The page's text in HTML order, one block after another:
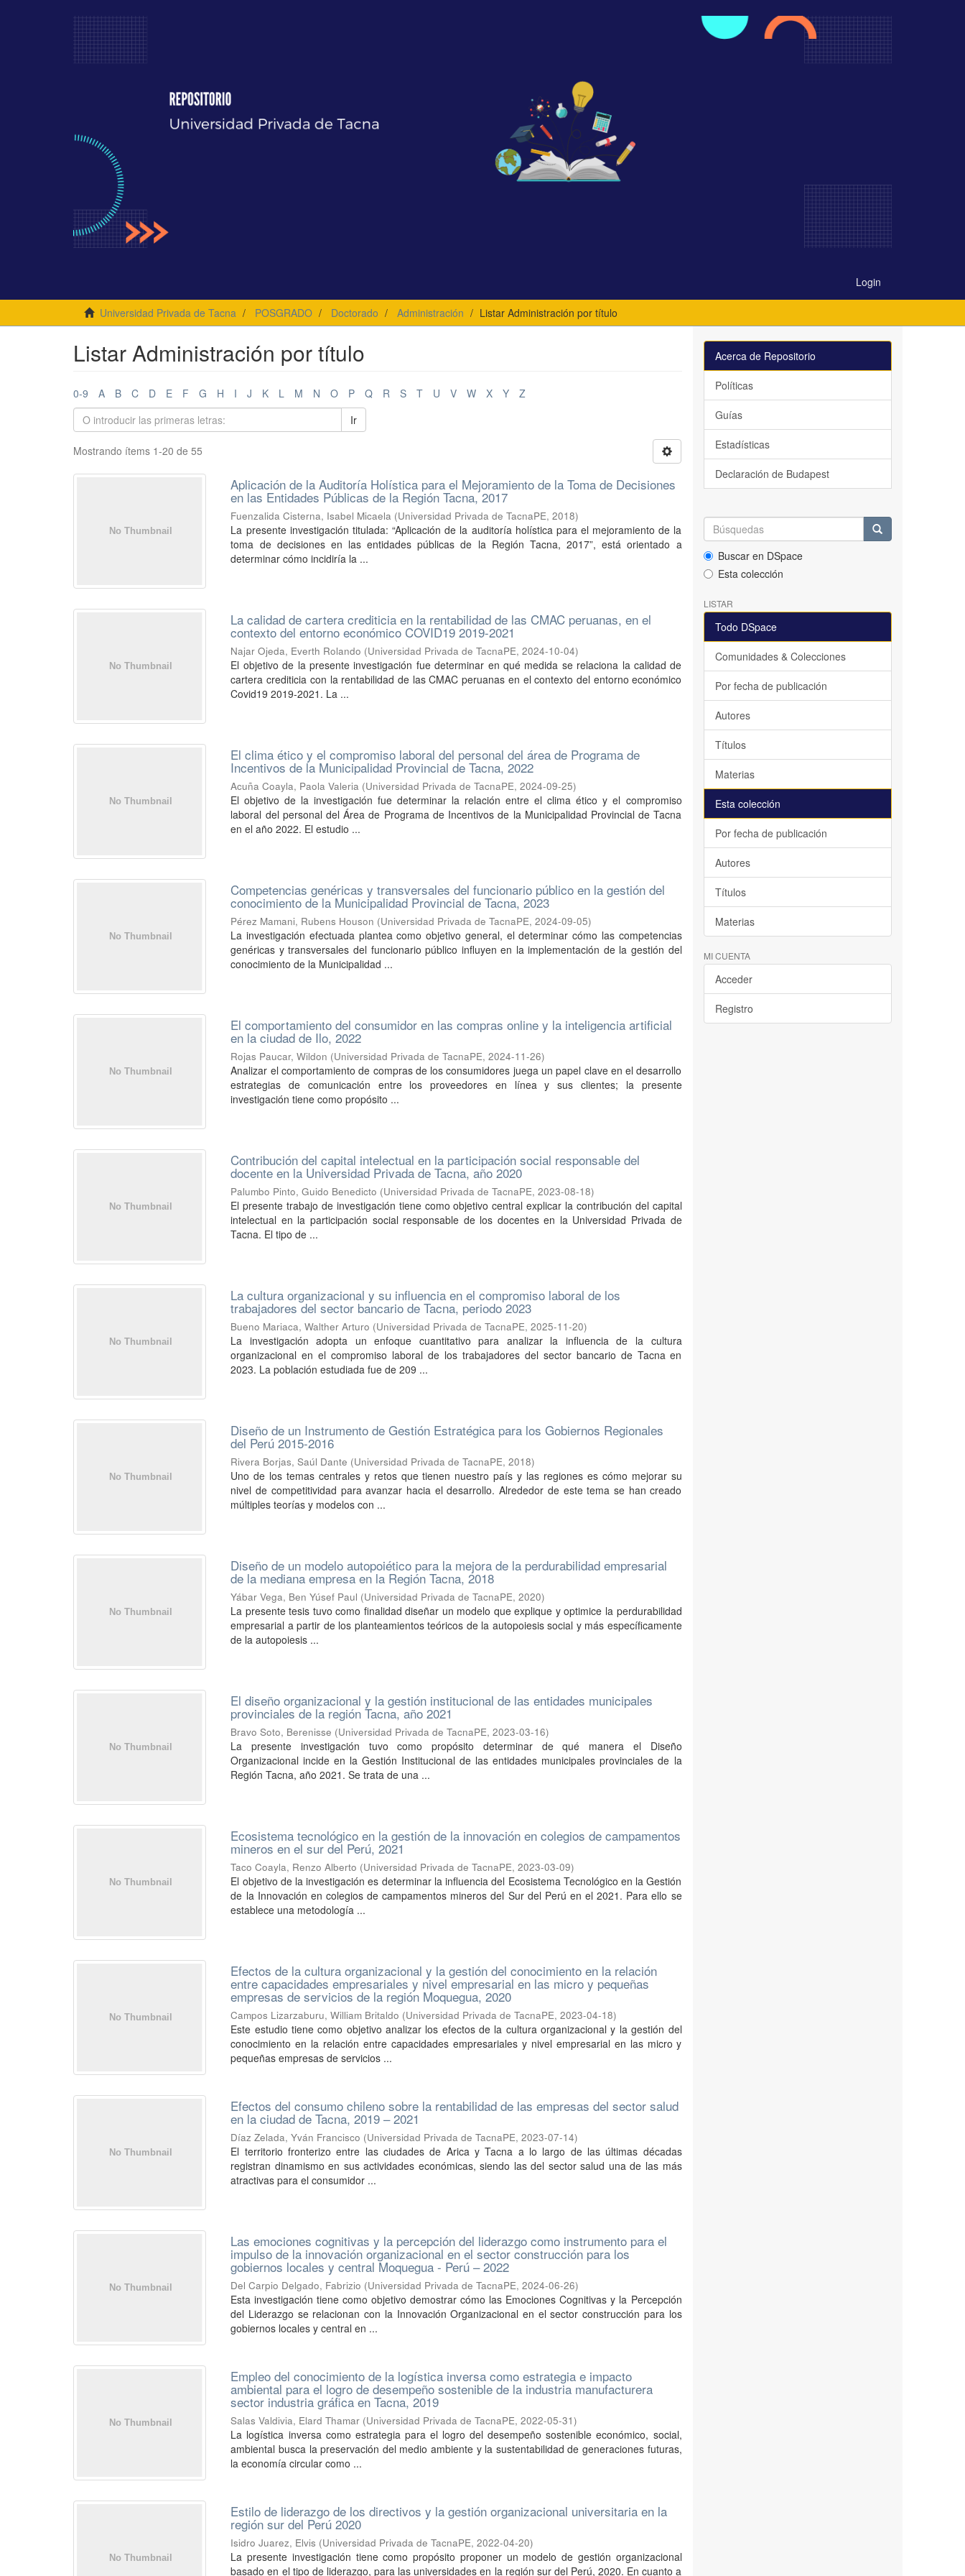
Login
Universidad Privada de Tacna POSGRADO Doctorado Administración Listar Administración por título
Listar Administración por título
0-9 A B C D E F G H I J K L M N O P Q R S T U V W X Y
Z
Ir
Mostrando ítems 1-20 de 55
Aplicación de la Auditoría Holística para el Mejoramiento de la Toma de Decisiones
en las Entidades Públicas de la Región Tacna, 2017
Fuenzalida Cisterna, Isabel Micaela (Universidad Privada de TacnaPE,2018)
La presente investigación titulada: “Aplicación de la auditoría holística para el mejoramiento de la
toma de decisiones en las entidades públicas de la Región Tacna, 2017”, está orientado a
determinar cómo incidiría la ...
La calidad de cartera crediticia en la rentabilidad de las CMAC peruanas, en el
contexto del entorno económico COVID19 2019-2021
Najar Ojeda, Everth Rolando (Universidad Privada de TacnaPE,2024-10-04)
El objetivo de la presente investigación fue determinar en qué medida se relaciona la calidad de
cartera crediticia con la rentabilidad de las CMAC peruanas en el contexto del entorno económico
Covid19 2019-2021. La ...
El clima ético y el compromiso laboral del personal del área de Programa de
Incentivos de la Municipalidad Provincial de Tacna, 2022
Acuña Coayla, Paola Valeria (Universidad Privada de TacnaPE,2024-09-25)
El objetivo de la investigación fue determinar la relación entre el clima ético y el compromiso
laboral del personal del Área de Programa de Incentivos de la Municipalidad Provincial de Tacna
en el año 2022. El estudio ...
Competencias genéricas y transversales del funcionario público en la gestión del
conocimiento de la Municipalidad Provincial de Tacna, 2023
Pérez Mamani, Rubens Houson (Universidad Privada de TacnaPE,2024-09-05)
La investigación efectuada plantea como objetivo general, el determinar cómo las competencias
genéricas y transversales del funcionario público influyen en la implementación de la gestión del
conocimiento de la Municipalidad ...
El comportamiento del consumidor en las compras online y la inteligencia artificial
en la ciudad de Ilo, 2022
Rojas Paucar, Wildon (Universidad Privada de TacnaPE,2024-11-26)
Analizar el comportamiento de compras de los consumidores juega un papel clave en el desarrollo
estrategias de comunicación entre los proveedores en línea y sus clientes; la presente
investigación tiene como propósito ...
Contribución del capital intelectual en la participación social responsable del
docente en la Universidad Privada de Tacna, año 2020
Palumbo Pinto, Guido Benedicto (Universidad Privada de TacnaPE,2023-08-18)
El presente trabajo de investigación tiene como objetivo central explicar la contribución del capital
intelectual en la participación social responsable de los docentes en la Universidad Privada de
Tacna. El tipo de ...
La cultura organizacional y su influencia en el compromiso laboral de los
trabajadores del sector bancario de Tacna, periodo 2023
Bueno Mariaca, Walther Arturo (Universidad Privada de TacnaPE,2025-11-20)
La investigación adopta un enfoque cuantitativo para analizar la influencia de la cultura
organizacional en el compromiso laboral de los trabajadores del sector bancario de Tacna en
2023. La población estudiada fue de 209 ...
Diseño de un Instrumento de Gestión Estratégica para los Gobiernos Regionales
del Perú 2015-2016
Rivera Borjas, Saúl Dante (Universidad Privada de TacnaPE,2018)
Uno de los temas centrales y retos que tienen nuestro país y las regiones es cómo mejorar su
nivel de competitividad para avanzar hacia el desarrollo. Alrededor de este tema se han creado
múltiples teorías y modelos con ...
Diseño de un modelo autopoiético para la mejora de la perdurabilidad empresarial
de la mediana empresa en la Región Tacna, 2018
Yábar Vega, Ben Yúsef Paul (Universidad Privada de TacnaPE,2020)
La presente tesis tuvo como finalidad diseñar un modelo que explique y optimice la perdurabilidad
empresarial a partir de los planteamientos teóricos de la autopoiesis social y más específicamente
de la autopoiesis ...
El diseño organizacional y la gestión institucional de las entidades municipales
provinciales de la región Tacna, año 2021
Bravo Soto, Berenisse (Universidad Privada de TacnaPE,2023-03-16)
La presente investigación tuvo como propósito determinar de qué manera el Diseño
Organizacional incide en la Gestión Institucional de las entidades municipales provinciales de la
Región Tacna, año 2021. Se trata de una ...
Ecosistema tecnológico en la gestión de la innovación en colegios de campamentos
mineros en el sur del Perú, 2021
Taco Coayla, Renzo Alberto (Universidad Privada de TacnaPE,2023-03-09)
El objetivo de la investigación es determinar la influencia del Ecosistema Tecnológico en la Gestión
de la Innovación en colegios de campamentos mineros del Sur del Perú en el 2021. Para ello se
establece una metodología ...
Efectos de la cultura organizacional y la gestión del conocimiento en la relación
entre capacidades empresariales y nivel empresarial en las micro y pequeñas
empresas de servicios de la región Moquegua, 2020
Campos Lizarzaburu, William Britaldo (Universidad Privada de TacnaPE,2023-04-18)
Este estudio tiene como objetivo analizar los efectos de la cultura organizacional y la gestión del
conocimiento en la relación entre capacidades empresariales y nivel empresarial en las micro y
pequeñas empresas de servicios ...
Efectos del consumo chileno sobre la rentabilidad de las empresas del sector salud
en la ciudad de Tacna, 2019 – 2021
Díaz Zelada, Yván Francisco (Universidad Privada de TacnaPE,2023-07-14)
El territorio fronterizo entre las ciudades de Arica y Tacna a lo largo de las últimas décadas
registran dinamismo en sus actividades económicas, siendo las del sector salud una de las más
atractivas para el consumidor ...
Las emociones cognitivas y la percepción del liderazgo como instrumento para el
impulso de la innovación organizacional en el sector construcción para los
gobiernos locales y central Moquegua - Perú – 2022
Del Carpio Delgado, Fabrizio (Universidad Privada de TacnaPE,2024-06-26)
Esta investigación tiene como objetivo demostrar cómo las Emociones Cognitivas y la Percepción
del Liderazgo se relacionan con la Innovación Organizacional en el sector construcción para los
gobiernos locales y central en ...
Empleo del conocimiento de la logística inversa como estrategia e impacto
ambiental para el logro de desempeño sostenible de la industria manufacturera
sector industria gráfica en Tacna, 2019
Salas Valdivia, Elard Thamar (Universidad Privada de TacnaPE,2022-05-31)
La logística inversa como estrategia para el logro del desempeño sostenible económico, social,
ambiental busca la preservación del medio ambiente y la sustentabilidad de generaciones futuras,
la economía circular como ...
Estilo de liderazgo de los directivos y la gestión organizacional universitaria en la
región sur del Perú 2020
Isidro Juarez, Elvis (Universidad Privada de TacnaPE,2022-04-20)
La presente investigación tiene como propósito proponer un modelo de gestión organizacional
basado en el tipo de liderazgo, para las universidades en la región sur del Perú, 2020. En cuanto a
Acerca de Repositorio
Políticas
Guías
Estadísticas
Declaración de Budapest
Buscar en DSpace
Esta colección
LISTAR
Todo DSpace
Comunidades & Colecciones
Por fecha de publicación
Autores
Títulos
Materias
Esta colección
Por fecha de publicación
Autores
Títulos
Materias
MI CUENTA
Acceder
Registro